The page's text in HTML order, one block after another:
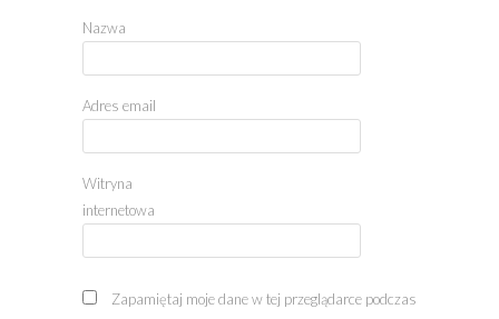
Nazwa
Adres email
Witryna
internetowa
Zapamiętaj moje dane w tej przeglądarce podczas